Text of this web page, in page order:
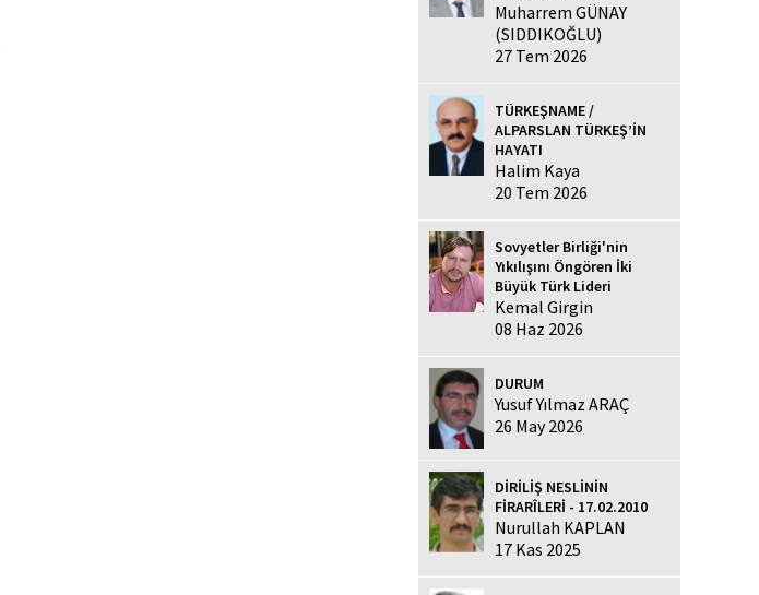
Muharrem GÜNAY
(SIDDIKOĞLU)
27 Tem 2026
TÜRKEŞNAME /
ALPARSLAN TÜRKEŞ’İN
HAYATI
Halim Kaya
20 Tem 2026
Sovyetler Birliği'nin
Yıkılışını Öngören İki
Büyük Türk Lideri
Kemal Girgin
08 Haz 2026
DURUM
Yusuf Yılmaz ARAÇ
26 May 2026
DİRİLİŞ NESLİNİN
FİRARÎLERİ - 17.02.2010
Nurullah KAPLAN
17 Kas 2025